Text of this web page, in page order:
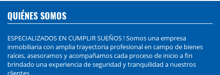
QUIÉNES SOMOS
ESPECIALIZADOS EN CUMPLIR SUEÑOS ! Somos una empresa
inmobiliaria con amplia trayectoria profesional en campo de bienes
raíces, asesoramos y acompañamos cada proceso de inicio a fin
brindado una experiencia de seguridad y tranquilidad a nuestros
clientes .